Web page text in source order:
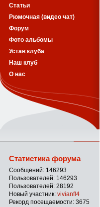
Статьи
Рюмочная (видео чат)
Форум
Фото альбомы
Устав клуба
Наш клуб
О нас
Статистика форума
Сообщений: 146293
Пользователей: 146293
Пользователей: 28192
Новый участник: vivianfl4
Рекорд посещаемости: 3675